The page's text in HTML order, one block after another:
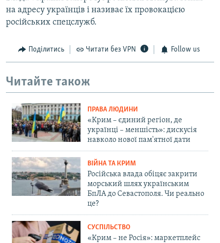
на адресу українців і називає їх провокацією
російських спецслужб.
Поділитись Читати без VPN Follow us
Читайте також
ПРАВА ЛЮДИНИ
«Крим – єдиний регіон, де
українці – меншість»: дискусія
навколо нової пам'ятної дати
ВІЙНА ТА КРИМ
Російська влада обіцяє закрити
морський шлях українським
БпЛА до Севастополя. Чи реально
це?
СУСПІЛЬСТВО
«Крим – не Росія»: маркетплейс